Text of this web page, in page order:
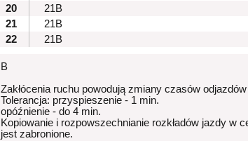
20
21B
21
21B
22
21B
B
Zakłócenia ruchu powodują zmiany czasów odjazdów
Tolerancja: przyspieszenie - 1 min.
opóźnienie - do 4 min.
Kopiowanie i rozpowszechnianie rozkładów jazdy w
jest zabronione.